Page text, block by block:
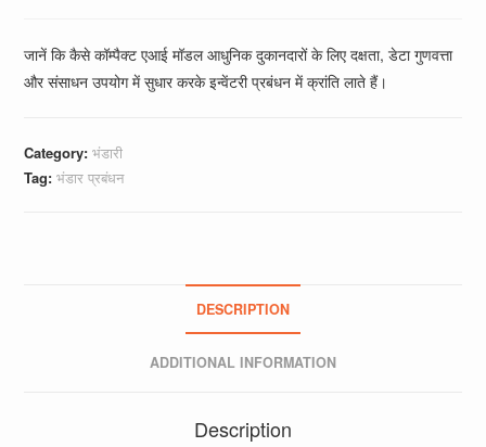
जानें कि कैसे कॉम्पैक्ट एआई मॉडल आधुनिक दुकानदारों के लिए दक्षता, डेटा गुणवत्ता
और संसाधन उपयोग में सुधार करके इन्वेंटरी प्रबंधन में क्रांति लाते हैं।
Category:भंडारी
Tag:भंडार प्रबंधन
DESCRIPTION
ADDITIONAL INFORMATION
Description